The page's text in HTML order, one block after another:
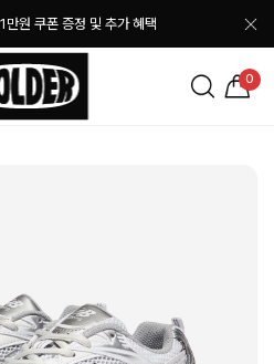
만원 쿠폰 증정 및 추가 혜택
0